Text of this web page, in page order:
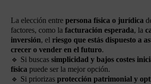
La elección entre persona física o jurídica
factores, como la facturación esperada, la
inversión, el riesgo que estás dispuesto a
crecer o vender en el futuro.
🔹 Si buscas simplicidad y bajos costes
física puede ser la mejor opción.
🔹 Si priorizas protección patrimonial y